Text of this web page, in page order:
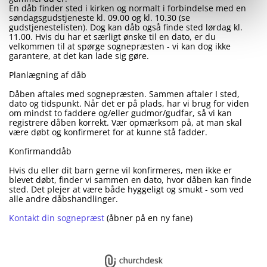
En dåb finder sted i kirken og normalt i forbindelse med en
søndagsgudstjeneste kl. 09.00 og kl. 10.30 (se
gudstjenestelisten). Dog kan dåb også finde sted lørdag kl.
11.00. Hvis du har et særligt ønske til en dato, er du
velkommen til at spørge sognepræsten - vi kan dog ikke
garantere, at det kan lade sig gøre.
Planlægning af dåb
Dåben aftales med sognepræsten. Sammen aftaler I sted,
dato og tidspunkt. Når det er på plads, har vi brug for viden
om mindst to faddere og/eller gudmor/gudfar, så vi kan
registrere dåben korrekt. Vær opmærksom på, at man skal
være døbt og konfirmeret for at kunne stå fadder.
Konfirmanddåb
Hvis du eller dit barn gerne vil konfirmeres, men ikke er
blevet døbt, finder vi sammen en dato, hvor dåben kan finde
sted. Det plejer at være både hyggeligt og smukt - som ved
alle andre dåbshandlinger.
Kontakt din sognepræst (åbner på en ny fane)